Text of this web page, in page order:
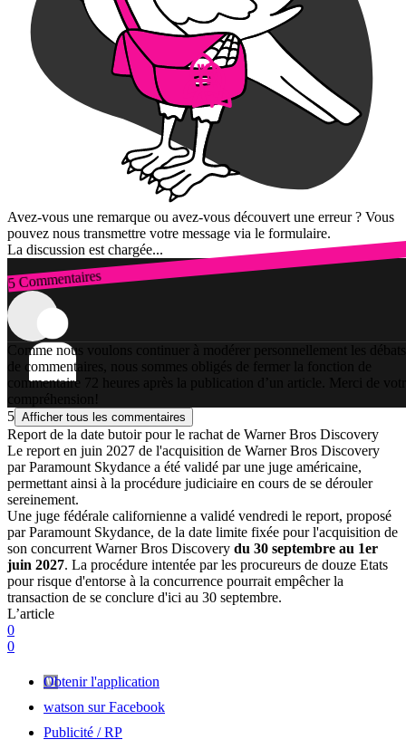
Avez-vous une remarque ou avez-vous découvert une erreur ? Vous
pouvez nous transmettre votre message via le formulaire.
La discussion est chargée...
5 Commentaires
Connexion
Comme nous voulons continuer à modérer personnellement les débats
de commentaires, nous sommes obligés de fermer la fonction de
commentaire 72 heures après la publication d’un article. Merci de
compréhension!
5 Afficher tous les commentaires
Report de la date butoir pour le rachat de Warner Bros Discovery
Le report en juin 2027 de l'acquisition de Warner Bros Discovery
par Paramount Skydance a été validé par une juge américaine,
permettant ainsi à la procédure judiciaire en cours de se dérouler
sereinement.
Une juge fédérale californienne a validé vendredi le report, proposé
par Paramount Skydance, de la date limite fixée pour l'acquisition de
son concurrent Warner Bros Discovery du 30 septembre au 1er
juin 2027. La procédure intentée par les procureurs de douze Etats
pour risque d'entorse à la concurrence pourrait empêcher la
transaction de se conclure d'ici au 30 septembre.
L’article
0
0
Obtenir l'application
watson sur Facebook
Publicité / RP